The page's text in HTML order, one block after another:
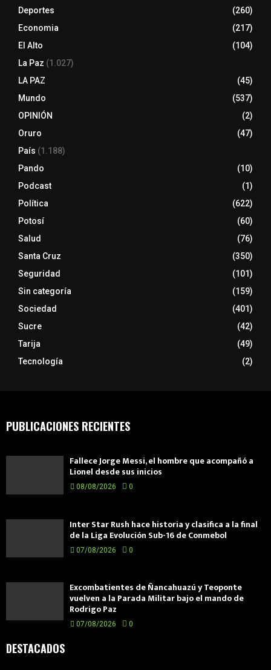
Deportes
(260)
Economia
(217)
El Alto
(104)
La Paz (1.027)
LA PAZ
(45)
Mundo
(537)
OPINIÓN
(2)
Oruro
(47)
País (1.188)
Pando
(10)
Podcast
(1)
Política
(622)
Potosí
(60)
Salud
(76)
Santa Cruz
(350)
Seguridad
(101)
Sin categoría
(159)
Sociedad
(401)
Sucre
(42)
Tarija
(49)
Tecnología
(2)
PUBLICACIONES RECIENTES
Fallece Jorge Messi, el hombre que acompañó a
Lionel desde sus inicios
08/08/2026 0
Inter Star Rush hace historia y clasifica a la final
de la Liga Evolución Sub-16 de Conmebol
07/08/2026 0
Excombatientes de Ñancahuazú y Teoponte
vuelven a la Parada Militar bajo el mando de
Rodrigo Paz
07/08/2026 0
DESTACADOS